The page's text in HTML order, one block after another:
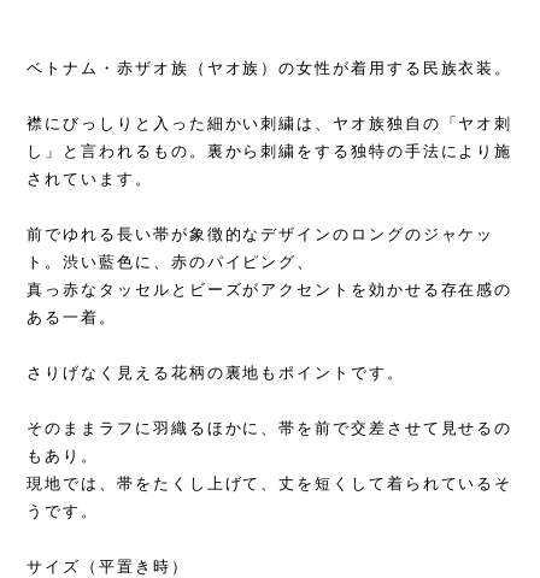
ベトナム・赤ザオ族（ヤオ族）の女性が着用する民族衣装。
襟にびっしりと入った細かい刺繍は、ヤオ族独自の「ヤオ刺
し」と言われるもの。裏から刺繍をする独特の手法により施
されています。
前でゆれる長い帯が象徴的なデザインのロングのジャケッ
ト。渋い藍色に、赤のパイピング、
真っ赤なタッセルとビーズがアクセントを効かせる存在感の
ある一着。
さりげなく見える花柄の裏地もポイントです。
そのままラフに羽織るほかに、帯を前で交差させて見せるの
もあり。
現地では、帯をたくし上げて、丈を短くして着られているそ
うです。
サイズ（平置き時）